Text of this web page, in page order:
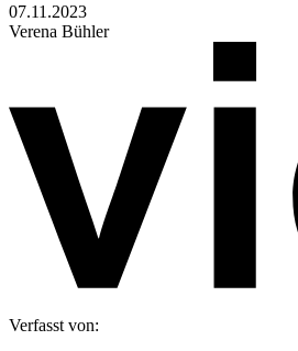
07.11.2023
Verena Bühler
Verfasst von: